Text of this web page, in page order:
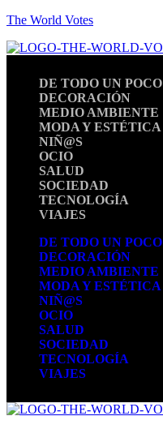
The World Votes
DE TODO UN POCO
DECORACIÓN
MEDIO AMBIENTE
MODA Y ESTÉTICA
NIÑ@S
OCIO
SALUD
SOCIEDAD
TECNOLOGÍA
VIAJES
DE TODO UN POCO
DECORACIÓN
MEDIO AMBIENTE
MODA Y ESTÉTICA
NIÑ@S
OCIO
SALUD
SOCIEDAD
TECNOLOGÍA
VIAJES